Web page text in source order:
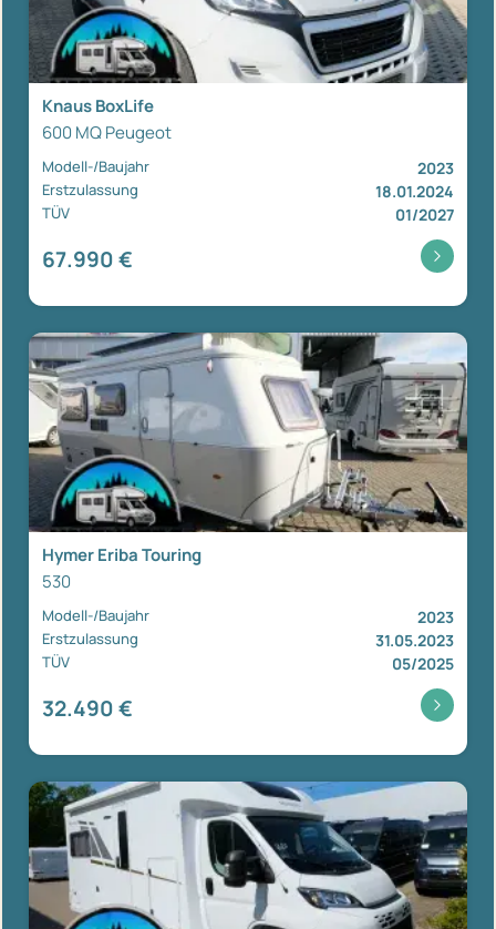
Knaus BoxLife
600 MQ Peugeot
Modell-/Baujahr 2023
Erstzulassung 18.01.2024
TÜV 01/2027
67.990 €
Hymer Eriba Touring
530
Modell-/Baujahr 2023
Erstzulassung 31.05.2023
TÜV 05/2025
32.490 €